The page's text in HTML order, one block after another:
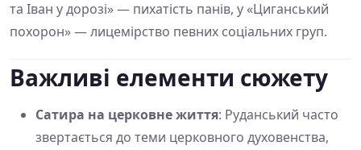
та Іван у дорозі» — пихатість панів, у «Циганський
похорон» — лицемірство певних соціальних груп.
Важливі елементи сюжету
Сатира на церковне життя: Руданський часто
звертається до теми церковного духовенства,